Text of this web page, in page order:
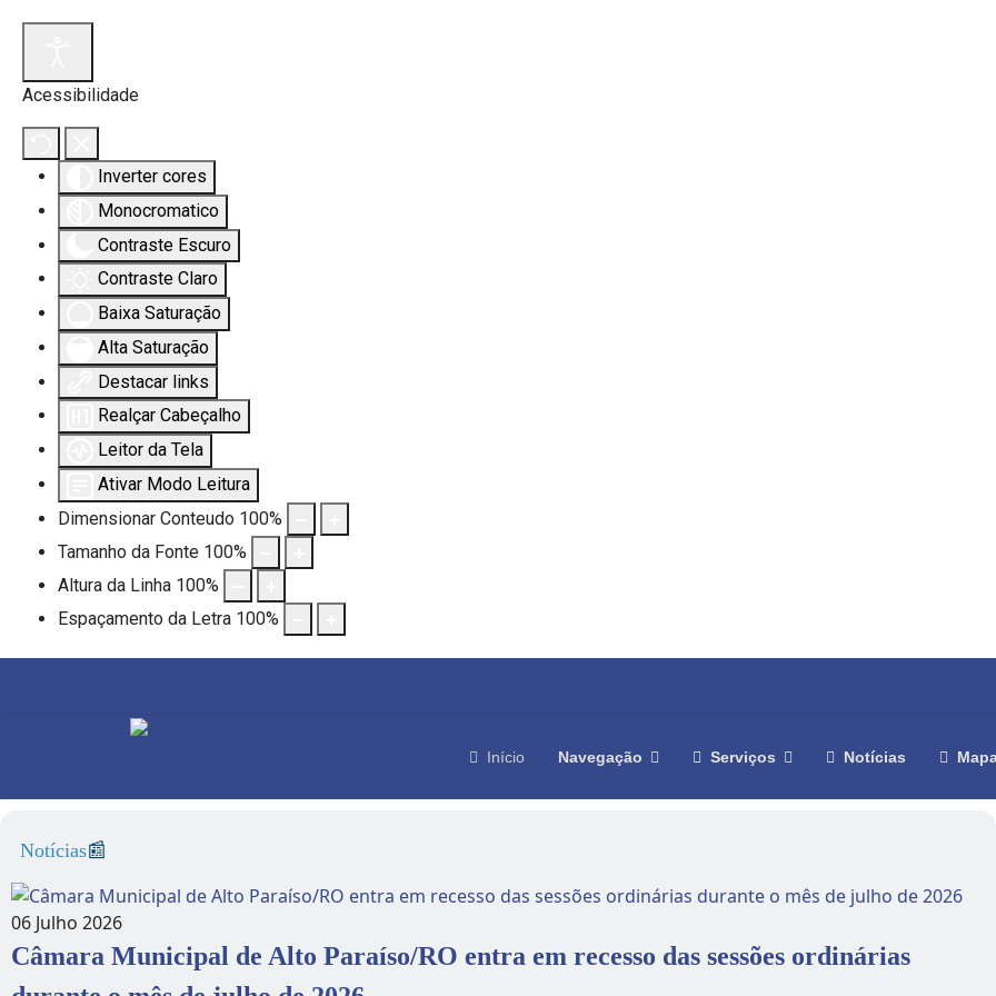
Acessibilidade
Inverter cores
Monocromatico
Contraste Escuro
Contraste Claro
Baixa Saturação
Alta Saturação
Destacar links
Realçar Cabeçalho
Leitor da Tela
Ativar Modo Leitura
Dimensionar Conteudo 100%
Tamanho da Fonte 100%
Altura da Linha 100%
Espaçamento da Letra 100%
Início Navegação Serviços Notícias
Notícias📰
06 Julho 2026
Câmara Municipal de Alto Paraíso/RO entra em recesso das sessões ordinárias